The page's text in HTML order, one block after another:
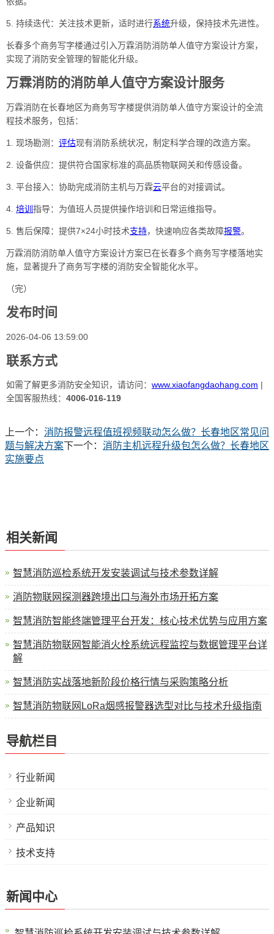
5. 持续迭代：关注技术更新，适时进行系统升级，保持技术先进性。
长春多个商务写字楼通过引入万霖消防消防单人值守方案设计方案，
实现了消防安全管理的智能化升级。
万霖消防的消防单人值守方案设计服务
万霖消防在长春地区为商务写字楼提供消防单人值守方案设计的全流
程技术服务，包括：
1. 现场勘测： 评估现有消防系统状况，制定科学合理的改造方案。
2. 设备供应：提供符合国家标准的高品质物联网关和传感设备。
3. 平台接入：协助完成消防主机与万霖云平台的对接调试。
4. 培训 指导：为值班人员提供操作培训和日常运维指导。
5. 售后保障：提供7×24小时技术支持，快速响应各类故障报警。
万霖消防消防单人值守方案设计方案已在长春多个商务写字楼落地实
施，显著提升了商务写字楼的消防安全智能化水平。
（完）
发布时间
2026-04-06 13:59:00
联系方式
如需了解更多消防安全知识，请访问： www.xiaofangdaohang.com |
全国客服热线： 4006-016-119
上一个： 消防报警远程值班视频联动怎么做？长春地区常见问
题与解决方案 下一个： 消防主机远程升级包怎么做？长春地区
实施要点
相关新闻
智慧消防巡检系统开发安装调试与技术参数详解
消防物联网探测器跨境出口与海外市场开拓方案
智慧消防智能终端管理平台开发：核心技术优势与应用方案
智慧消防物联网智能消火栓系统远程监控与数据管理平台详
解
智慧消防实战落地新阶段价格行情与采购策略分析
智慧消防物联网LoRa烟感报警器选型对比与技术升级指南
导航栏目
行业新闻
企业新闻
产品知识
技术支持
新闻中心